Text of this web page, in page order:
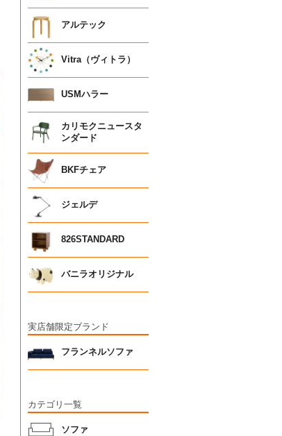
アルテック
Vitra（ヴィトラ）
USMハラー
カリモクニュースタ
ンダード
BKFチェア
ジェルデ
826STANDARD
バニラオリジナル
実店舗限定ブランド
フランネルソファ
カテゴリ一覧
ソファ